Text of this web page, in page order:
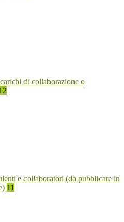
di collaborazione o
e collaboratori (da pubblicare in
11